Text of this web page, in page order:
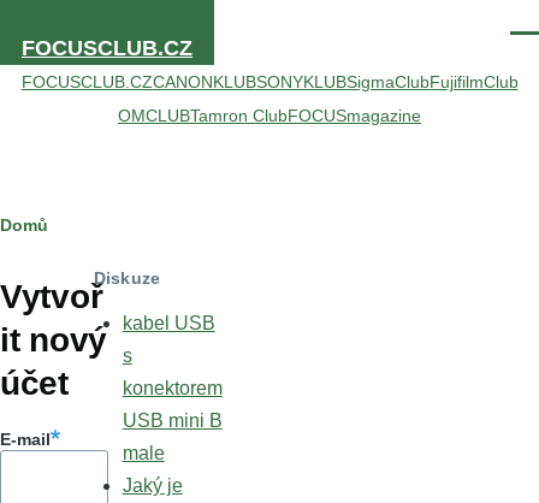
FOCUSCLUB.CZ
FOCUSCLUB.CZCANONKLUBSONYKLUBSigmaClubFujifilmClub
OMCLUBTamron ClubFOCUSmagazine
Hlavní
záložky
Drobečková
navigace
Domů
Vytvoř
it nový
účet
E-mail
Diskuze
kabel USB
s
konektorem
USB mini B
male
Jaký je